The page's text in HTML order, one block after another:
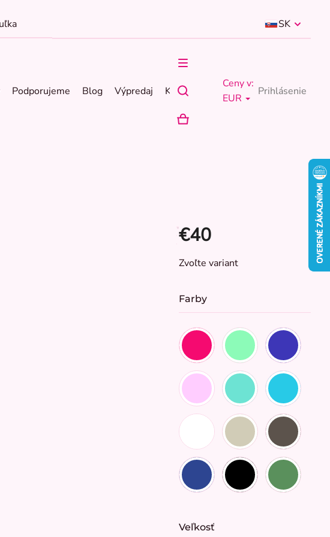
SK
Podporujeme Blog Výpredaj Kontakty
Ceny v:
EUR
Prihlásenie
NÁKUPNÝ
€40
Jednotková
Zvoľte variant
Farby
Veľkosť